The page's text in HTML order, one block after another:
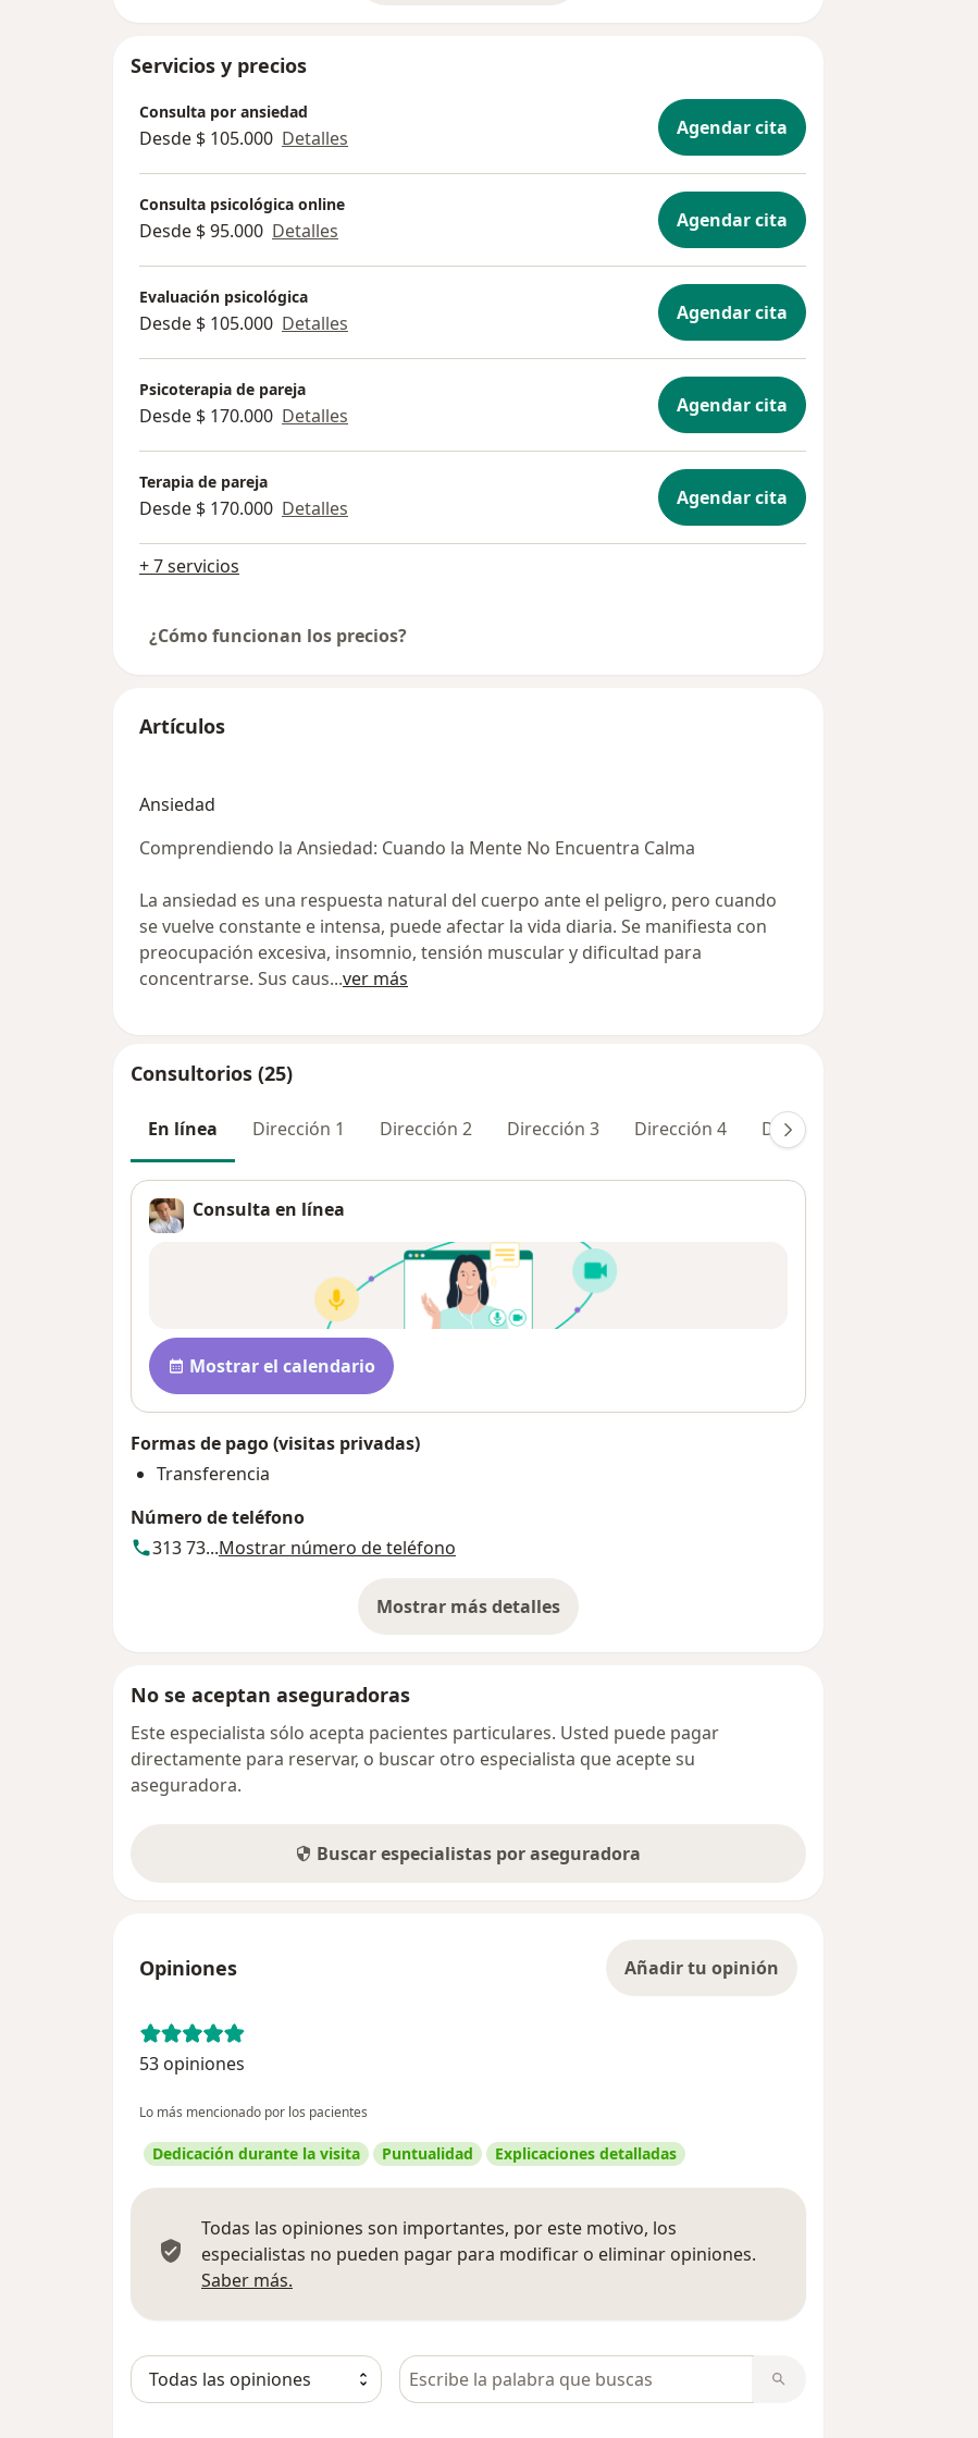
Servicios y precios
Consulta por ansiedad
Desde $ 105.000 Detalles Agendar cita
Consulta psicológica online
Desde $ 95.000 Detalles Agendar cita
Evaluación psicológica
Desde $ 105.000 Detalles Agendar cita
Psicoterapia de pareja
Desde $ 170.000 Detalles Agendar cita
Terapia de pareja
Desde $ 170.000 Detalles Agendar cita
+ 7 servicios
¿Cómo funcionan los precios?
Artículos
Ansiedad
Comprendiendo la Ansiedad: Cuando la Mente No Encuentra Calma
La ansiedad es una respuesta natural del cuerpo ante el peligro, pero cuando
se vuelve constante e intensa, puede afectar la vida diaria. Se manifiesta con
preocupación excesiva, insomnio, tensión muscular y dificultad para
concentrarse. Sus caus...ver más
Consultorios (25)
En línea Dirección 1 Dirección 2 Dirección 3 Dirección 4 Dirección 5
Consulta en línea
Disponibilidad
Mostrar el calendario
Formas de pago (visitas privadas)
Transferencia
Número de teléfono
313 73...Mostrar número de teléfono
Mostrar más detalles
sobre la dirección
No se aceptan aseguradoras
Este especialista sólo acepta pacientes particulares. Usted puede pagar
directamente para reservar, o buscar otro especialista que acepte su
aseguradora.
Buscar especialistas por aseguradora
Opiniones Añadir tu opinión
53 opiniones
Lo más mencionado por los pacientes
Dedicación durante la visita Puntualidad Explicaciones detalladas
Todas las opiniones son importantes, por este motivo, los
especialistas no pueden pagar para modificar o eliminar opiniones.
Saber más.
Busca en opiniones